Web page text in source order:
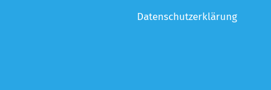
Datenschutzerklärung